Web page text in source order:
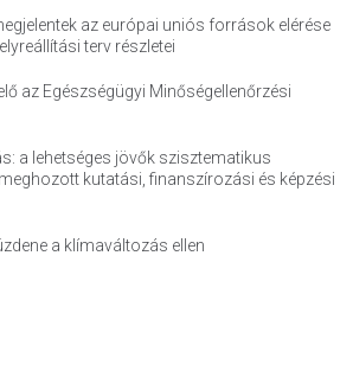
az európai uniós források elérése
terv részletei
az Egészségügyi Minőségellenőrzési
a lehetséges jövők szisztematikus
kutatási, finanszírozási és képzési
a klímaváltozás ellen